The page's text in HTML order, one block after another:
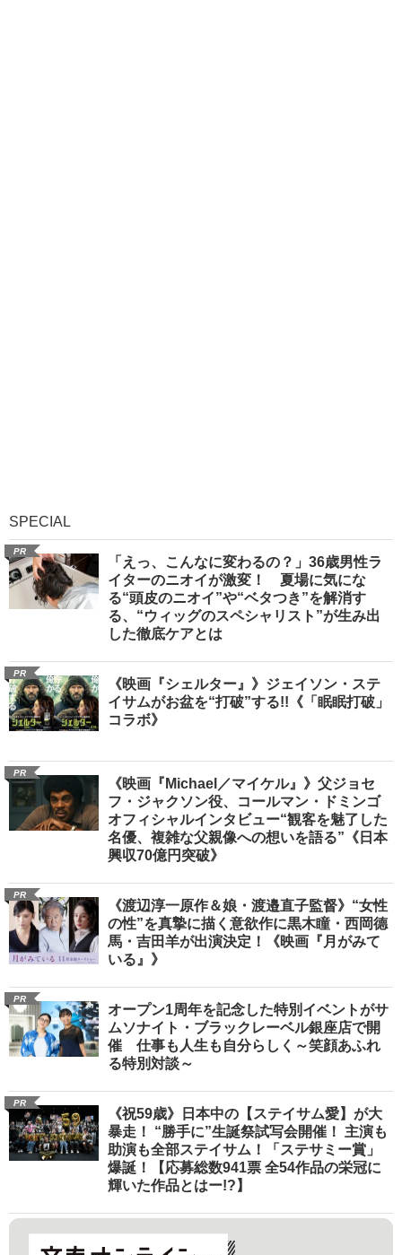
SPECIAL
PR
「えっ、こんなに変わるの？」36歳男性ラ
イターのニオイが激変！ 夏場に気にな
る“頭皮のニオイ”や“ベタつき”を解消す
る、“ウィッグのスペシャリスト”が生み出
した徹底ケアとは
PR
《映画『シェルター』》ジェイソン・ステ
イサムがお盆を“打破”する!!《「眠眠打破」
コラボ》
PR
《映画『Michael／マイケル』》父ジョセ
フ・ジャクソン役、コールマン・ドミンゴ
オフィシャルインタビュー“観客を魅了した
名優、複雑な父親像への想いを語る”《日本
興収70億円突破》
PR
《渡辺淳一原作＆娘・渡邉直子監督》“女性
の性”を真摯に描く意欲作に黒木瞳・西岡德
馬・吉田羊が出演決定！《映画『月がみて
いる』》
PR
オープン1周年を記念した特別イベントがサ
ムソナイト・ブラックレーベル銀座店で開
催 仕事も人生も自分らしく～笑顔あふれ
る特別対談～
PR
《祝59歳》日本中の【ステイサム愛】が大
暴走！ “勝手に”生誕祭試写会開催！ 主演も
助演も全部ステイサム！「ステサミー賞」
爆誕！【応募総数941票 全54作品の栄冠に
輝いた作品とはー!?】